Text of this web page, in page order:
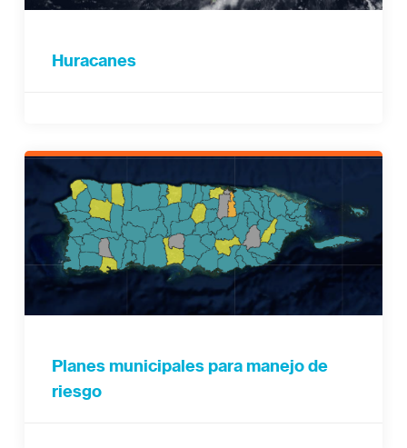
Huracanes
Planes municipales para manejo de
riesgo